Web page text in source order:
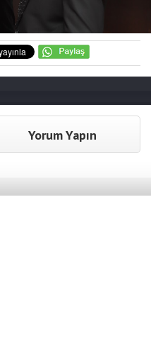
Yorum Yapın